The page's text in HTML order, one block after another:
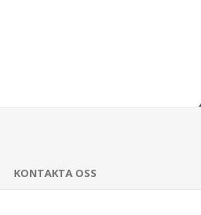
KONTAKTA OSS